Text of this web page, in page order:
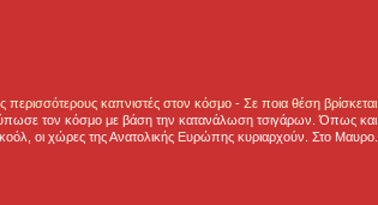
περισσότερους καπνιστές στον κόσμο - Σε ποια θέση
τον κόσμο με βάση την κατανάλωση τσιγάρων. Όπως και
οι χώρες της Ανατολικής Ευρώπης κυριαρχούν. Στο Μαυρο...